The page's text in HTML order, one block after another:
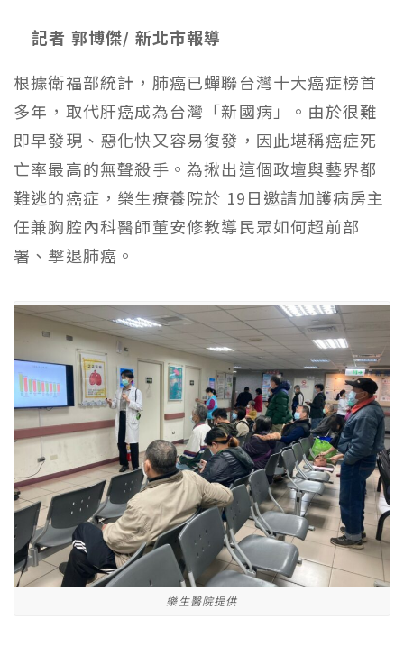
記者 郭博傑/ 新北市報導
根據衛福部統計，肺癌已蟬聯台灣十大癌症榜首
多年，取代肝癌成為台灣「新國病」。由於很難
即早發現、惡化快又容易復發，因此堪稱癌症死
亡率最高的無聲殺手。為揪出這個政壇與藝界都
難逃的癌症 ， 樂生療養院於 19日邀請加護病房主
任兼胸腔內科醫師董安修教導民眾如何超前部
署、擊退肺癌。
樂生醫院提供